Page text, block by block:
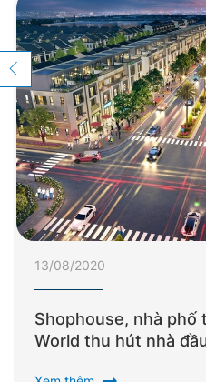
13/08/2020
Shophouse, nhà phố
World thu hút nhà